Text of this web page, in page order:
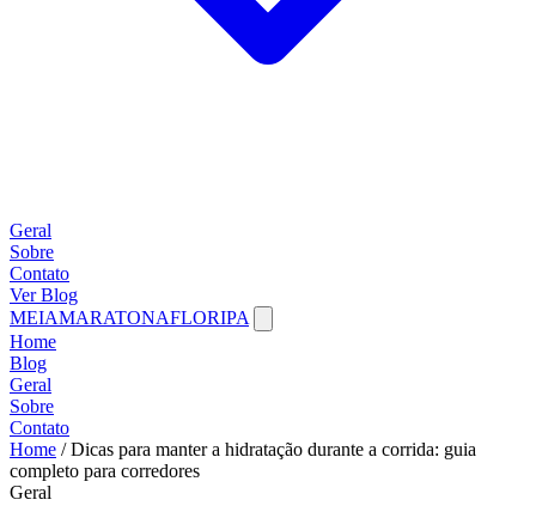
Geral
Sobre
Contato
Ver Blog
MEIAMARATONAFLORIPA
Home
Blog
Geral
Sobre
Contato
Home / Dicas para manter a hidratação durante a corrida: guia
completo para corredores
Geral